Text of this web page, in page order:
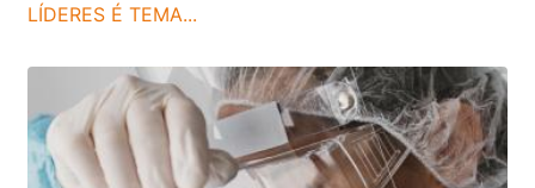
LÍDERES É TEMA...